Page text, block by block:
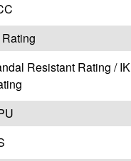
Resistant Rating / IK